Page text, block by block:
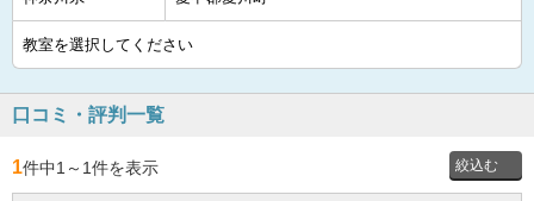
口コミ・評判一覧
1件中1 ～ 1件を表示